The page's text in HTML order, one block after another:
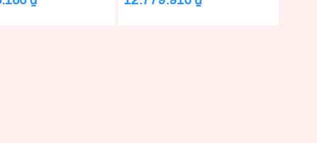
hiện
gốc
hiện